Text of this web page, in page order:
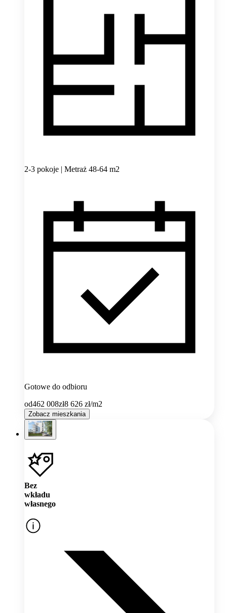
2-3 pokoje | Metraż 48-64 m2
Gotowe do odbioru
od462 008zł8 626 zł/m2
Zobacz mieszkania
Bez
wkładu
własnego